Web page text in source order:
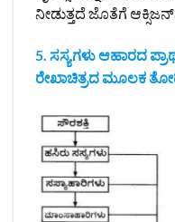
ನೀಡುತ್ತದೆ ಜೊತೆಗೆ
5. ಸಸ್ಯಗಳು ಆಹಾರದ
ರೇಖಾಚಿತ್ರದ ಮೂಲಕ